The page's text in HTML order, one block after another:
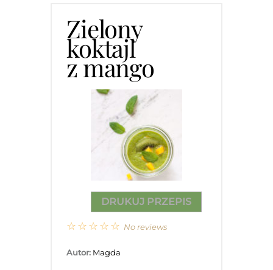
Zielony
koktajl
z mango
DRUKUJ PRZEPIS
☆
☆
☆
☆
☆ No reviews
Autor: Magda